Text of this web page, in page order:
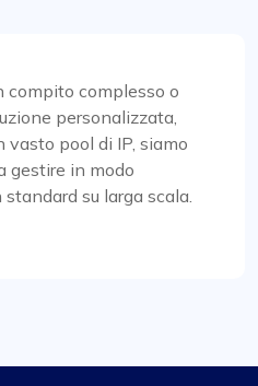
sono altamente
eccellente rapporto
qualità fornita. Anche
una menzione speciale:
e immensamente utile.
compito complesso o
personalizzata,
vasto pool di IP, siamo
gestire in modo
su larga scala.